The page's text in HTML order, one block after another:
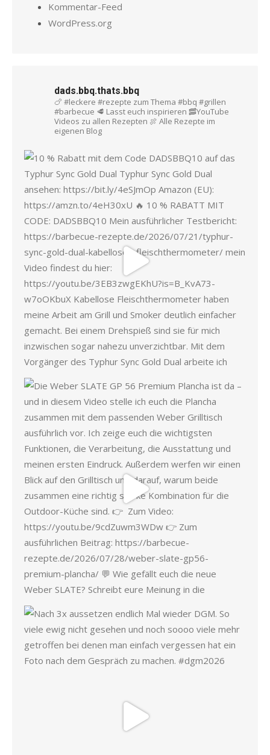
Kommentar-Feed
WordPress.org
dads.bbq.thats.bbq
🍗 #leckere #rezepte zum Thema #bbq #grillen
#barbecue 🥩 Lasst euch inspirieren 🥓YouTube
Videos zu allen Rezepten 🍖 Alle Rezepte im
eigenen Blog